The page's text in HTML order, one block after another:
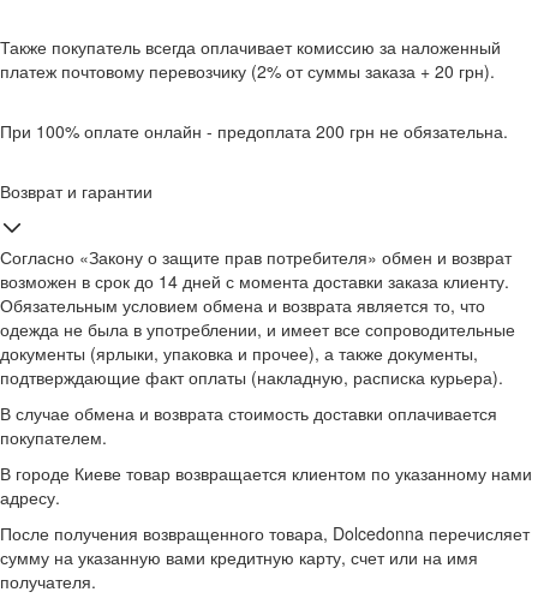
Также покупатель всегда оплачивает комиссию за наложенный
платеж почтовому перевозчику (2% от суммы заказа + 20 грн).
При 100% оплате онлайн - предоплата 200 грн не обязательна.
Возврат и гарантии
Согласно «Закону о защите прав потребителя» обмен и возврат
возможен в срок до 14 дней с момента доставки заказа клиенту.
Обязательным условием обмена и возврата является то, что
одежда не была в употреблении, и имеет все сопроводительные
документы (ярлыки, упаковка и прочее), а также документы,
подтверждающие факт оплаты (накладную, расписка курьера).
В случае обмена и возврата стоимость доставки оплачивается
покупателем.
В городе Киеве товар возвращается клиентом по указанному нами
адресу.
После получения возвращенного товара, Dolcedonna перечисляет
сумму на указанную вами кредитную карту, счет или на имя
получателя.